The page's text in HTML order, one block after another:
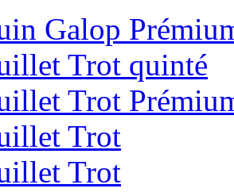
Galop
Trot quinté
Trot
Trot
Trot